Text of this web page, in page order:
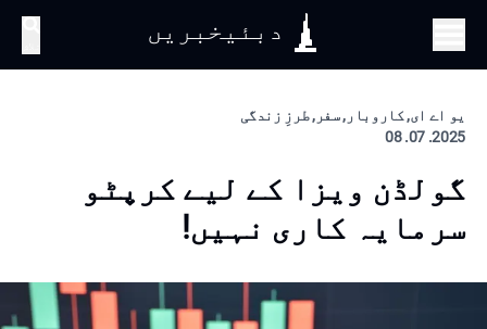
دبئیخبریں
یو اے ای, کاروبار, سفر, طرزِ زندگی
2025. 07. 08
گولڈن ویزا کے لیے کرپٹو
سرمایہ کاری نہیں!